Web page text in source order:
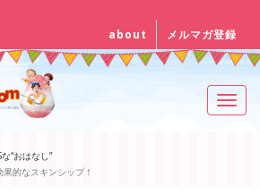
about メルマガ登録
“おはなし”
的なスキンシップ！